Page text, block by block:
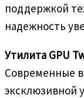
поддержкой
надежность
Утилита GPU
Современные
эксклюзивной